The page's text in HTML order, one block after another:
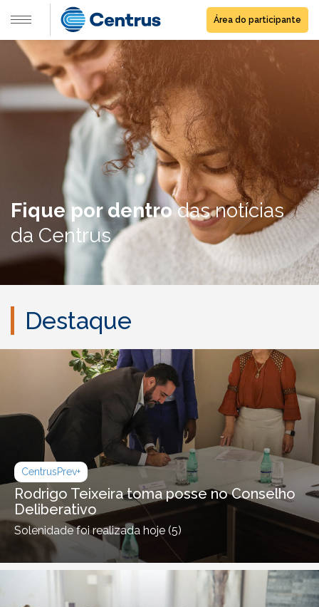
Área do participante
Fique por dentro das notícias
da Centrus
Destaque
CentrusPrev+
Rodrigo Teixeira toma posse no Conselho
Deliberativo
Solenidade foi realizada hoje (5)